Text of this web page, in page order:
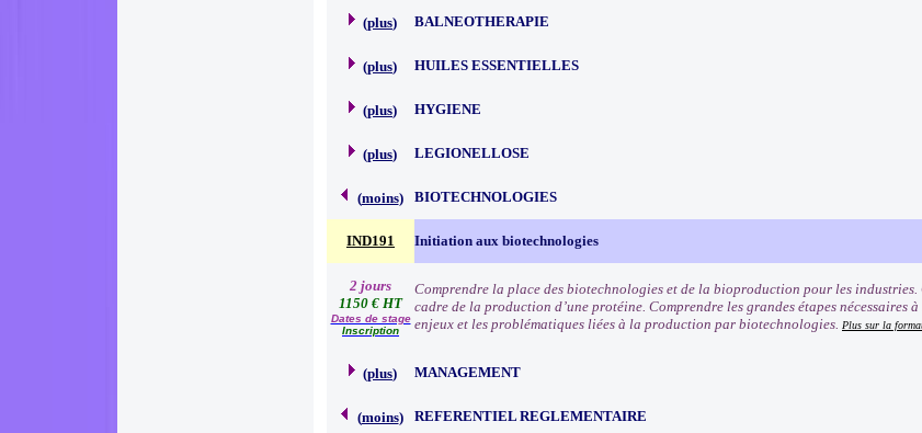
(plus) BALNEOTHERAPIE
(plus) HUILES ESSENTIELLES
(plus) HYGIENE
(plus) LEGIONELLOSE
(moins) BIOTECHNOLOGIES
IND191 Initiation aux biotechnologies
2 jours
1150 € HT
Dates de stage
Inscription
Comprendre la place des biotechnologies et de la bioproduction pour les
cadre de la production d’une protéine. Comprendre les grandes étapes nécessaires
enjeux et les problématiques liées à la production par biotechnologies. Plus sur la
(plus) MANAGEMENT
(moins) REFERENTIEL REGLEMENTAIRE